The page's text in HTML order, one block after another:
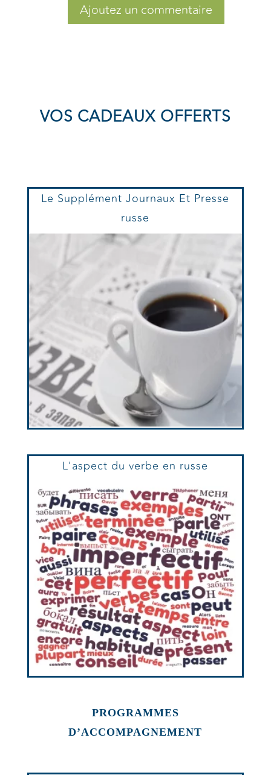
Ajoutez un commentaire
VOS CADEAUX OFFERTS
Le Supplément Journaux Et Presse
russe
L'aspect du verbe en russe
PROGRAMMES
D’ACCOMPAGNEMENT